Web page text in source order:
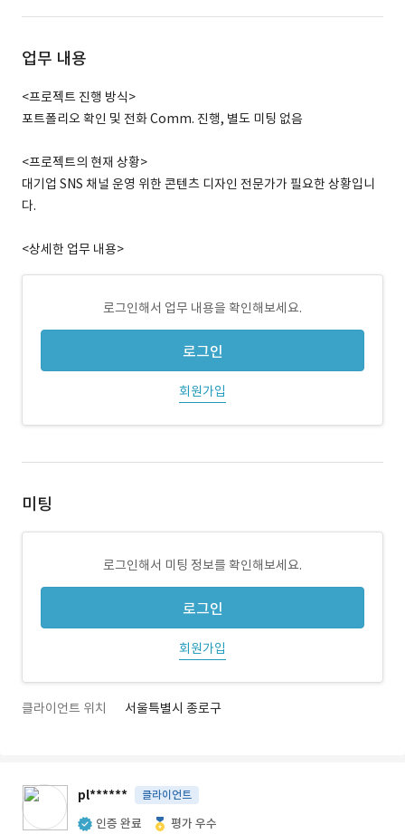
업무 내용
<프로젝트 진행 방식>
포트폴리오 확인 및 전화 Comm. 진행, 별도 미팅 없음
<프로젝트의 현재 상황>
대기업 SNS 채널 운영 위한 콘텐츠 디자인 전문가가 필요한 상황입니
다.
<상세한 업무 내용>
로그인해서 업무 내용을 확인해보세요.
로그인
회원가입
미팅
로그인해서 미팅 정보를 확인해보세요.
로그인
회원가입
클라이언트 위치 서울특별시 종로구
pl****** 클라이언트
인증 완료 평가 우수